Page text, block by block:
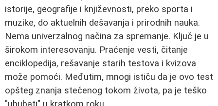
istorije, geografije i književnosti, preko sporta i
muzike, do aktuelnih dešavanja i prirodnih nauka.
Nema univerzalnog načina za spremanje. Ključ je u
širokom interesovanju. Praćenje vesti, čitanje
enciklopedija, rešavanje starih testova i kvizova
može pomoći. Međutim, mnogi ističu da je ovo test
opšteg znanja stečenog tokom života, pa je teško